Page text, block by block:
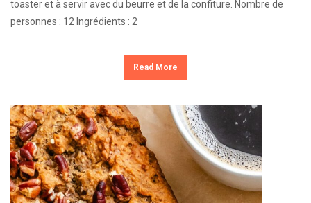
toaster et à servir avec du beurre et de la confiture. Nombre de
personnes : 12 Ingrédients : 2
Read More